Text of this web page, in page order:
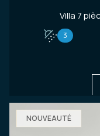
3
NOUVEAUTÉ